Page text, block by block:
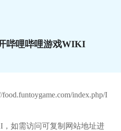
哔哩哔哩游戏WIKI
food.funtoygame.com/index.php/I
如需访问可复制网站地址进